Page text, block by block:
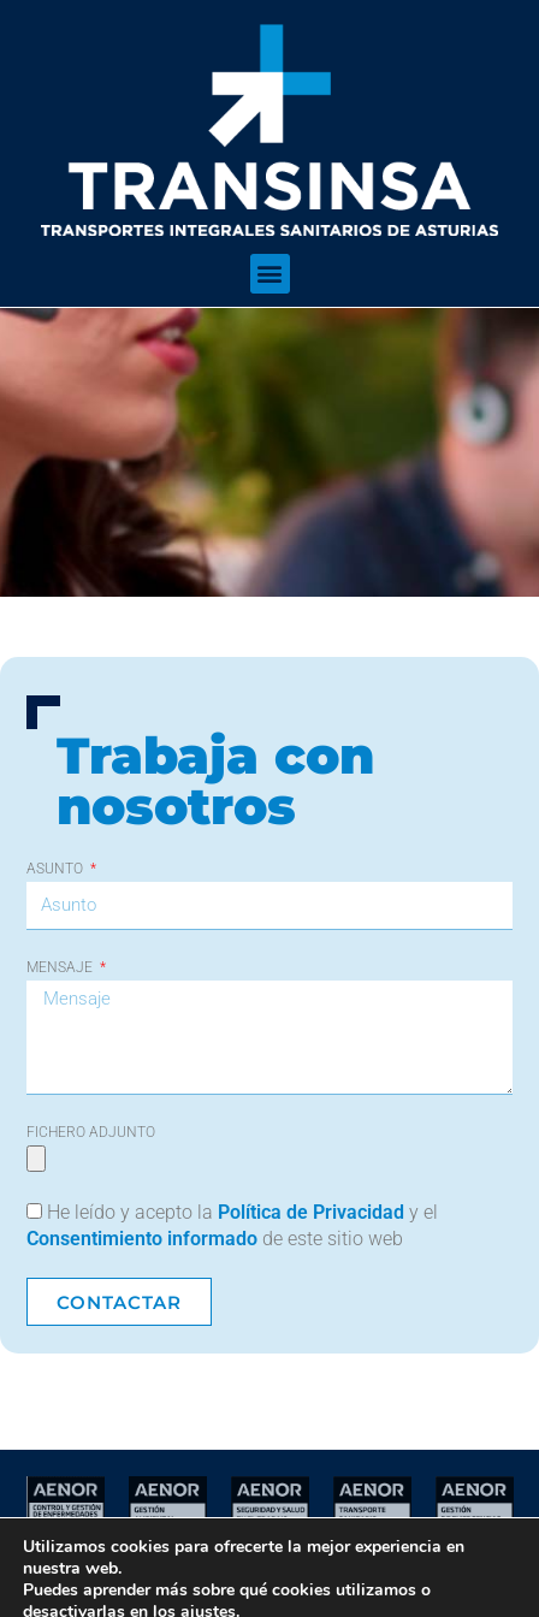
Trabaja con
nosotros
ASUNTO
MENSAJE
FICHERO ADJUNTO
He leído y acepto la Política de Privacidad y el
Consentimiento informado de este sitio web
CONTACTAR
Aviso Legal•Política de Privacidad•Política de Cookies
Utilizamos cookies para ofrecerte la mejor experiencia en
nuestra web.
Puedes aprender más sobre qué cookies utilizamos o
desactivarlas en los ajustes.